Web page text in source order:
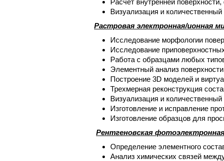
Расчет внутренней
Визуализация и
Растровая электронная/ионная
Исследование морфологии
Исследование
Работа с образцами любых
Элементный анализ
Построение 3D моделей и
Трехмерная реконструкция
Визуализация и
Изготовление и исправление
Изготовление образцов для
Рентгеновская
Определение элементного
Анализ химических связей